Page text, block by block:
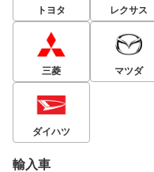
トヨタ レクサス
三菱 マツダ
ダイハツ
輸入車